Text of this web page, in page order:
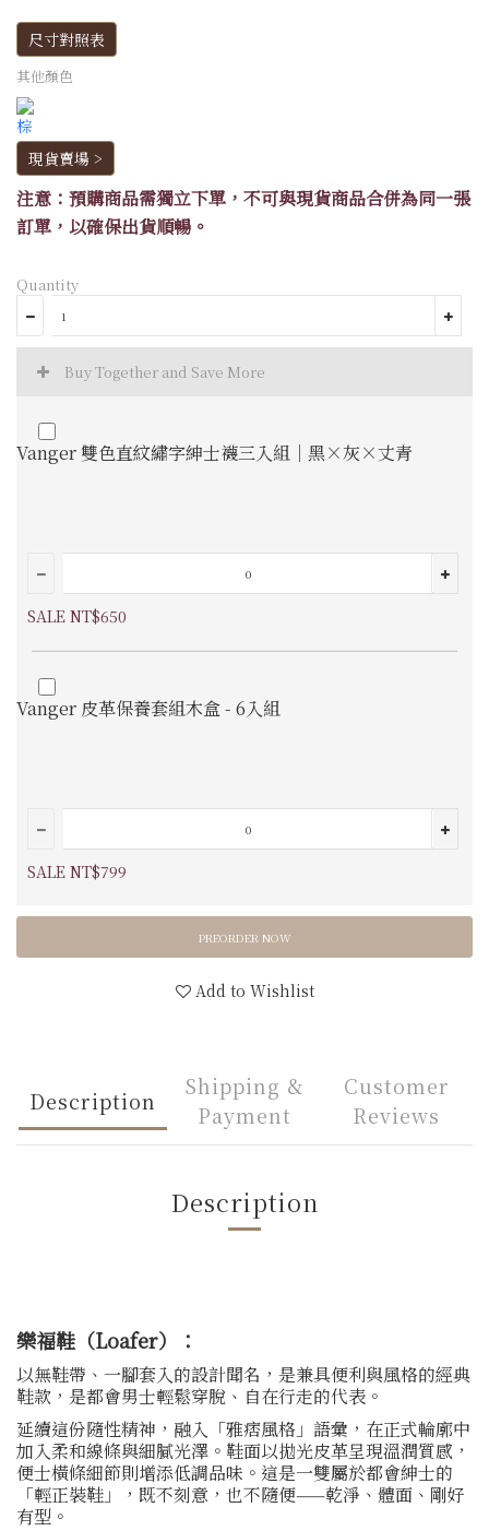
尺寸對照表
其他顏色
現貨賣場 >
注意：預購商品需獨立下單，不可與現貨商品合併為同一張
訂單，以確保出貨順暢。
Quantity
Buy Together and Save More
Vanger 雙色直紋繡字紳士襪三入組｜黑×灰×丈青
SALE NT$650
Vanger 皮革保養套組木盒 - 6入組
SALE NT$799
PREORDER NOW
Add to Wishlist
Description
Shipping &
Payment
Customer
Reviews
Description
樂福鞋（Loafer）：
以無鞋帶、一腳套入的設計聞名，是兼具便利與風格的經典
鞋款，是都會男士輕鬆穿脫、自在行走的代表。
延續這份隨性精神，融入「雅痞風格」語彙，在正式輪廓中
加入柔和線條與細膩光澤。鞋面以拋光皮革呈現溫潤質感，
便士橫條細節則增添低調品味。這是一雙屬於都會紳士的
「輕正裝鞋」，既不刻意，也不隨便——乾淨、體面、剛好
有型。